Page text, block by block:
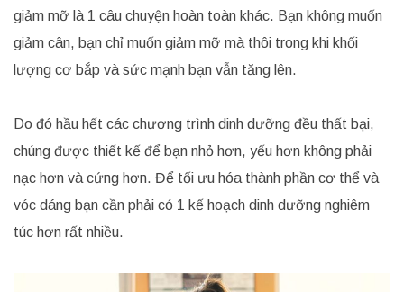
giảm mỡ là 1 câu chuyện hoàn toàn khác. Bạn không muốn
giảm cân, bạn chỉ muốn giảm mỡ mà thôi trong khi khối
lượng cơ bắp và sức mạnh bạn vẫn tăng lên.
Do đó hầu hết các chương trình dinh dưỡng đều thất bại,
chúng được thiết kế để bạn nhỏ hơn, yếu hơn không phải
nạc hơn và cứng hơn. Để tối ưu hóa thành phần cơ thể và
vóc dáng bạn cần phải có 1 kế hoạch dinh dưỡng nghiêm
túc hơn rất nhiều.